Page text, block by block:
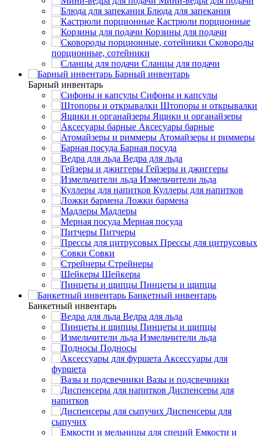
Блюда для запекания
Кастрюли порционные
Корзины для подачи
Сковороды
порционные, сотейники
Сланцы для подачи
Барный инвентарь
Барный инвентарь
Сифоны и капсулы
Штопоры и открывалки
Ящики и органайзеры
Аксесуары барные
Атомайзеры и риммеры
Барная посуда
Ведра для льда
Гейзеры и джиггеры
Измельчители льда
Куллеры для напитков
Ложки бармена
Мадлеры
Мерная посуда
Питчеры
Прессы для цитрусовых
Совки
Стрейнеры
Шейкеры
Пинцеты и щипцы
Банкетный инвентарь
Банкетный инвентарь
Ведра для льда
Пинцеты и щипцы
Измельчители льда
Подносы
Аксессуары для
фуршета
Вазы и подсвечники
Диспенсеры для
напитков
Диспенсеры для
сыпучих
Емкости и